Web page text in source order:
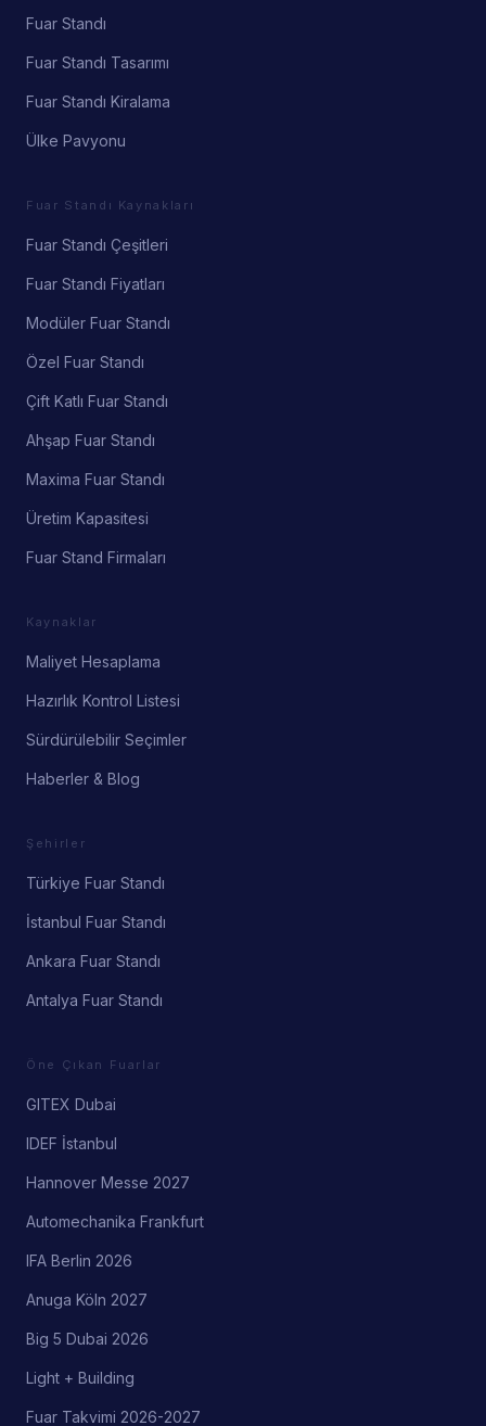
Fuar Standı
Fuar Standı Tasarımı
Fuar Standı Kiralama
Ülke Pavyonu
Fuar Standı Kaynakları
Fuar Standı Çeşitleri
Fuar Standı Fiyatları
Modüler Fuar Standı
Özel Fuar Standı
Çift Katlı Fuar Standı
Ahşap Fuar Standı
Maxima Fuar Standı
Üretim Kapasitesi
Fuar Stand Firmaları
Kaynaklar
Maliyet Hesaplama
Hazırlık Kontrol Listesi
Sürdürülebilir Seçimler
Haberler & Blog
Şehirler
Türkiye Fuar Standı
İstanbul Fuar Standı
Ankara Fuar Standı
Antalya Fuar Standı
Öne Çıkan Fuarlar
GITEX Dubai
IDEF İstanbul
Hannover Messe 2027
Automechanika Frankfurt
IFA Berlin 2026
Anuga Köln 2027
Big 5 Dubai 2026
Light + Building
Fuar Takvimi 2026-2027